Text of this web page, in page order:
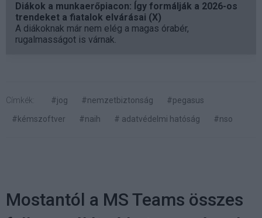
Diákok a munkaerőpiacon: Így formálják a 2026-os
trendeket a fiatalok elvárásai (X)
A diákoknak már nem elég a magas órabér,
rugalmasságot is várnak.
Címkék: #jog #nemzetbiztonság
#pegasus
#kémszoftver
#naih # adatvédelmi hatóság #nso
Mostantól a MS Teams összes